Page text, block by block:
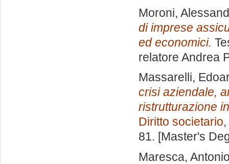
Moroni,
di imprese
ed economici.
relatore Andrea
Massarelli,
crisi aziendale,
ristrutturazione
Diritto societario
81. [Master's
Maresca,